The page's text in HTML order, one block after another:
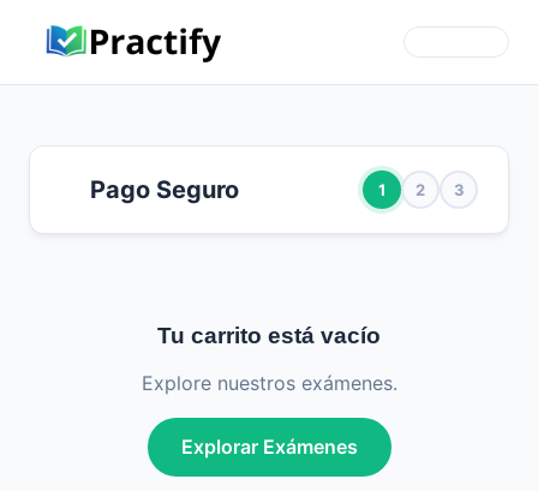
Pago Seguro 1 2 3
Tu carrito está vacío
Explore nuestros exámenes.
Explorar Exámenes